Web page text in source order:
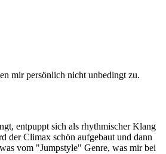
mir persönlich nicht unbedingt zu.
entpuppt sich als rhythmischer Klang
der Climax schön aufgebaut und dann
vom "Jumpstyle" Genre, was mir bei